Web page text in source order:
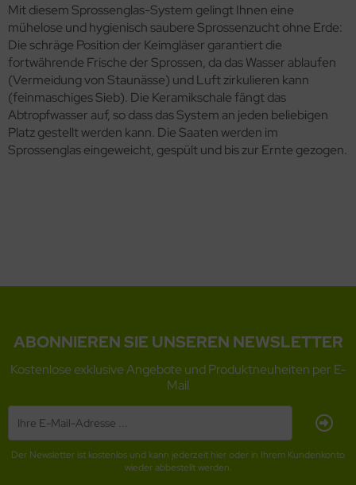
Mit diesem Sprossenglas-System gelingt Ihnen eine
mühelose und hygienisch saubere Sprossenzucht ohne Erde:
Die schräge Position der Keimgläser garantiert die
fortwährende Frische der Sprossen, da das Wasser ablaufen
(Vermeidung von Staunässe) und Luft zirkulieren kann
(feinmaschiges Sieb). Die Keramikschale fängt das
Abtropfwasser auf, so dass das System an jeden beliebigen
Platz gestellt werden kann. Die Saaten werden im
Sprossenglas eingeweicht, gespült und bis zur Ernte gezogen.
ABONNIEREN SIE UNSEREN NEWSLETTER
Kostenlose exklusive Angebote und Produktneuheiten per E-
Mail
Der Newsletter ist kostenlos und kann jederzeit hier oder in Ihrem Kundenkonto
wieder abbestellt werden.